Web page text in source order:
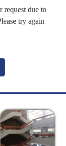
request due to
try again